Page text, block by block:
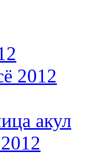
2012
акул